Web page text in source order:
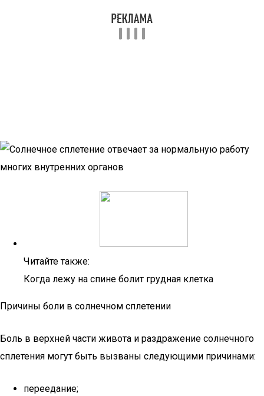
Читайте также:
Когда лежу на спине болит грудная клетка
Причины боли в солнечном сплетении
Боль в верхней части живота и раздражение солнечного
сплетения могут быть вызваны следующими причинами:
переедание;